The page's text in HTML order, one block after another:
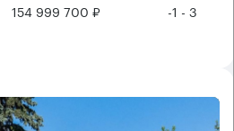
154 999 700 ₽ -1 - 3